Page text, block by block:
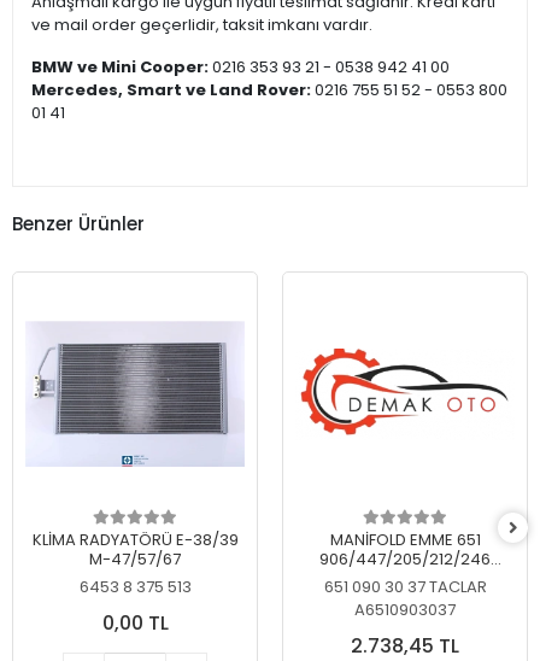
ve mail order geçerlidir, taksit imkanı vardır.
BMW ve Mini Cooper:0216 353 93 21 - 0538 942 41 00
Mercedes, Smart ve Land Rover:0216 755 51 52 - 0553 800
01 41
Benzer Ürünler
KLİMA RADYATÖRÜ E-38/39
M-47/57/67
6453 8 375 513
0,00 TL
MANİFOLD EMME 651
906/447/205/212/246
KELEBEKSİZ
651 090 30 37 TACLAR
A6510903037
2.738,45 TL